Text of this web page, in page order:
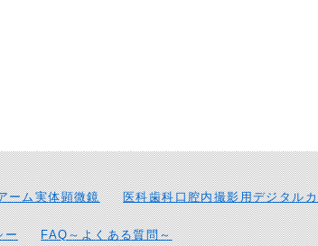
ーム実体顕微鏡 医科歯科口腔内撮影用デジタル
ー FAQ～よくある質問～